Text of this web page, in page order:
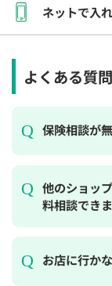
ネットで入
よくある質問
保険相談が
他のショッ
料相談でき
お店に行か